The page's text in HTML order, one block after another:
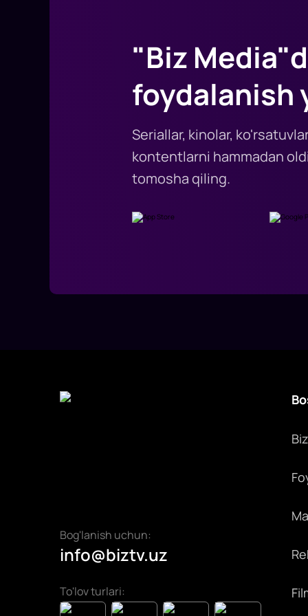
"Biz
foydalanish
Seriallar, kinolar,
kontentlarni hammadan
tomosha qiling.
Bog'lanish uchun:
info@biztv.uz
To'lov turlari: